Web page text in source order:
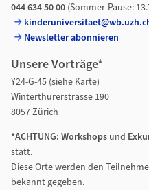
044 634 50 00 (Sommer-Pause:
Newsletter abonnieren
Unsere Vorträge*
Y24-G-45 (siehe Karte)
Winterthurerstrasse 190
8057 Zürich
*ACHTUNG: Workshops und
statt.
Diese Orte werden den
bekannt gegeben.